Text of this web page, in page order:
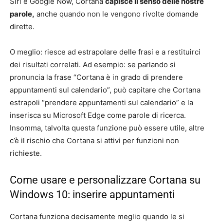
parole, anche quando non le vengono rivolte domande
dirette.
O meglio: riesce ad estrapolare delle frasi e a restituirci
dei risultati correlati. Ad esempio: se parlando si
pronuncia la frase “Cortana è in grado di prendere
appuntamenti sul calendario”, può capitare che Cortana
estrapoli “prendere appuntamenti sul calendario” e la
inserisca su Microsoft Edge come parole di ricerca.
Insomma, talvolta questa funzione può essere utile, altre
c’è il rischio che Cortana si attivi per funzioni non
richieste.
Come usare e personalizzare Cortana su
Windows 10: inserire appuntamenti
Cortana funziona decisamente meglio quando le si